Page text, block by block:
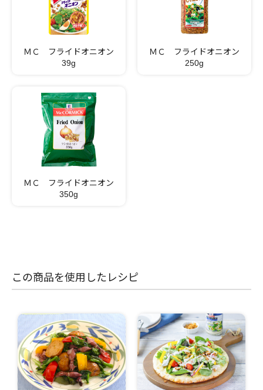
ＭＣ フライドオニオン
39g
ＭＣ フライドオニオン
250g
ＭＣ フライドオニオン
350g
この商品を使用したレシピ